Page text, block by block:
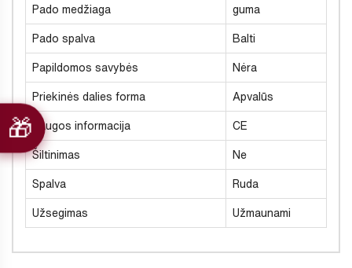
Pado medžiaga guma
Pado spalva Balti
Papildomos savybės Nėra
Priekinės dalies forma Apvalūs
Saugos informacija CE
Šiltinimas Ne
Spalva Ruda
Užsegimas Užmaunami